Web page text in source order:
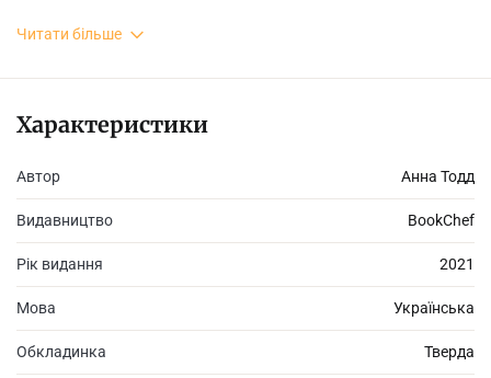
Читати більше
Характеристики
Автор Анна Тодд
Видавництво BookChef
Рік видання 2021
Мова Українська
Обкладинка Тверда